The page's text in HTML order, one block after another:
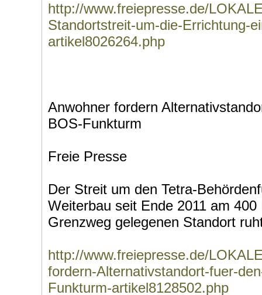
http://www.freiepresse.de/
Standortstreit-um-die-Errichtung-
artikel8026264.php
Anwohner fordern
BOS-Funkturm
Freie Presse
Der Streit um den Tetra-
Weiterbau seit Ende 2011 am
Grenzweg gelegenen Standort
http://www.freiepresse.de/
fordern-Alternativstandort-fuer-
Funkturm-artikel8128502.php